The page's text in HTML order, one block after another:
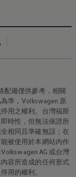
配備僅供參考，相關
準 ， Volkswagen 原
用之權利。台灣福斯
時性，但無法保證所
相同且準確無誤；在
被使用於本網站內作
AG 或台灣
容所造成的任何形式
用的權利。